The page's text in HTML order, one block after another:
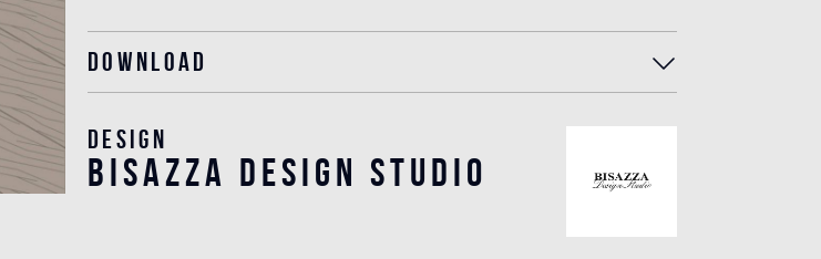
Download
Design
bisazza design studio